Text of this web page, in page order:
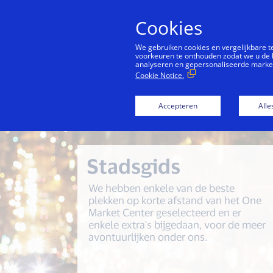
Stadsgids
We hebben enkele van de beste
plekken op korte afstand van het One
Market Center geselecteerd en er
enkele extra's bijgedaan, voor de meer
avontuurlijken onder ons.
Cookies
We gebruiken cookies en vergelijkbare
voorkeuren te onthouden zodat we u
analyseren en gepersonaliseerde
Cookie Notice.
Accepteren